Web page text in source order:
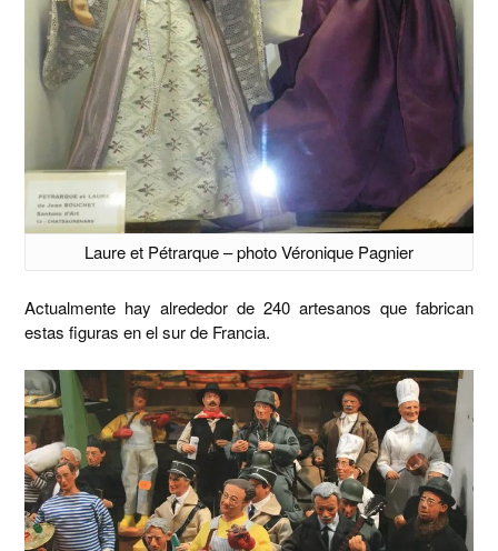
Laure et Pétrarque – photo Véronique Pagnier
Actualmente hay alrededor de 240 artesanos que fabrican
estas figuras en el sur de Francia.